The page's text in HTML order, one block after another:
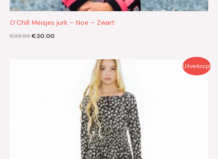
O’Chill Meisjes jurk – Noe – Zwart
€39.95€20.00
Uitverkoop!